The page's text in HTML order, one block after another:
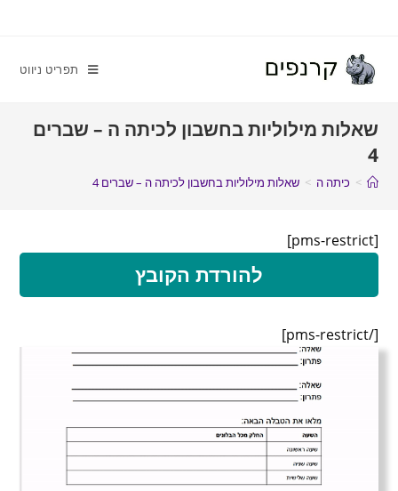
תפריט ניווט
שאלות מילוליות בחשבון לכיתה ה – שברים
4
> כיתה ה > שאלות מילוליות בחשבון לכיתה ה – שברים 4
[pms-restrict]
להורדת הקובץ
[/pms-restrict]